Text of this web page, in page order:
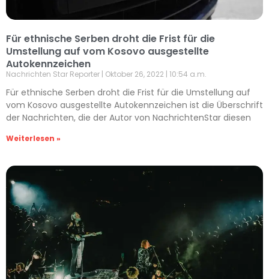
Für ethnische Serben droht die Frist für die
Umstellung auf vom Kosovo ausgestellte
Autokennzeichen
Nachrichten Star Reporter Oktober 26, 2022 10:54 a.m.
Für ethnische Serben droht die Frist für die Umstellung auf
vom Kosovo ausgestellte Autokennzeichen ist die Überschrift
der Nachrichten, die der Autor von NachrichtenStar diesen
Weiterlesen »